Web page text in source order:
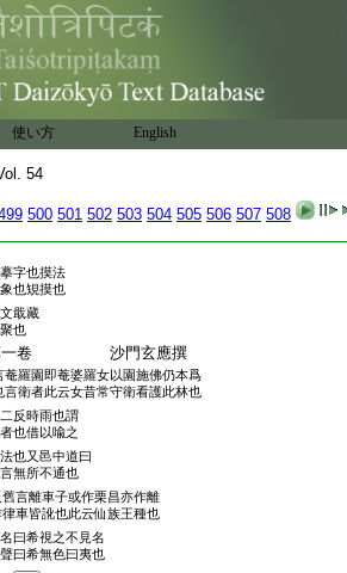
使い方 English
54
500 501 502 503 504 505 506 507 508
芳務反孚
行也
文連
閣也
亦迷亂也
仂勤
字
經作荒案荒荒忽迷亂也其義是同漢書
字也摸法
也䂓摸也
戢藏
也
第一卷 沙門玄應撰
菴羅園即菴婆羅女以園施佛仍本爲
言衛者此云女昔常守衛看護此林也
反時雨也謂
也借以喩之
也又邑中道曰
無所不通也
舊言離車子或作栗昌亦作離
律車皆訛也此云仙族王種也
曰希視之不見名
曰希無色曰夷也